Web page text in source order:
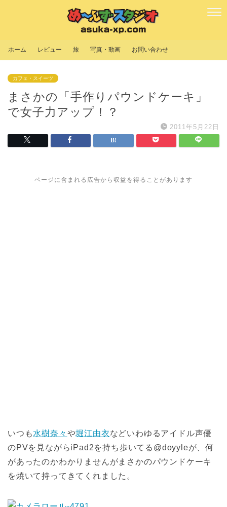
ホーム レビュー 旅 写真・動画 お問い合わせ
カフェ・スイーツ
まさかの「手作りパウンドケーキ」
で女子力アップ！？
2011年5月22日
ページに含まれる広告から収益を得ることがあります
いつも水樹奈々 や堀江由衣などいわゆるアイドル声優
のPVを見ながらiPad2を持ち歩いてる@doyyleが、何
があったのかわかりませんがまさかのパウンドケーキ
を焼いて持ってきてくれました。